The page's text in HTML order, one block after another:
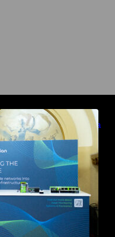
tehnologii de
pentru monitorizarea
critice